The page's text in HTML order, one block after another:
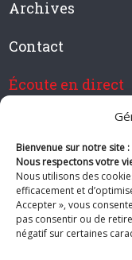
Bienvenue sur notre site
Nous respectons votre
Nous utilisons des
efficacement et
Accepter », vous
pas consentir ou de
négatif sur certaines
Archives
Contact
Écoute en direct
Devenir membre